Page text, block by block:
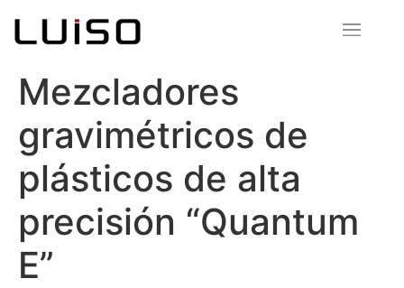
Mezcladores
gravimétricos de
plásticos de alta
precisión “Quantum
E”